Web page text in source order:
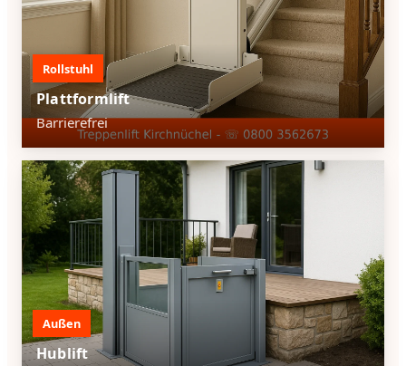
Rollstuhl
Plattformlift
Barrierefrei
Außen
Hublift